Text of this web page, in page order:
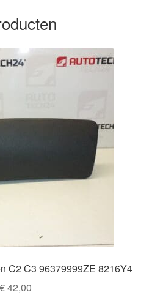
C2 C3 96379999ZE 8216Y4
€42,00